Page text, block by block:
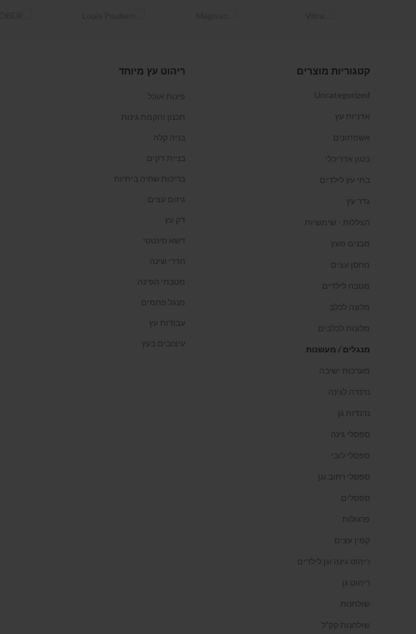
קטגוריות מוצרים
Uncategorized
אדניות עץ
אשפתונים
בטון אדריכלי
בתי עץ לילדים
גדר עץ
הצללות - שימשיות
מבנים מעץ
מחסן עצים
מטבח לילדים
מלונה לכלב
מלונות לכלבים
מנגלים / מעשנות
מערכות ישיבה
נדנדה לגינה
נדנדות גן
ספסלי גינה
ספסלי לובי
ספסלי רחוב וגן
ספסלים
פרגולות
קמין עצים
ריהוט גינה וגן לילדים
ריהוט גן
שולחנות
שולחנות קק"ל
ריהוט עץ מיוחד
פינות אוכל
תכנון והקמת גינות
בניה קלה
בניית דקים
בריכות שחיה ביתיות
גיזום עצים
דק עץ
דשא סינטטי
חדרי שינה
מטבחי הפינה
מנגל פחמים
עבודות עץ
עיצובים בעץ